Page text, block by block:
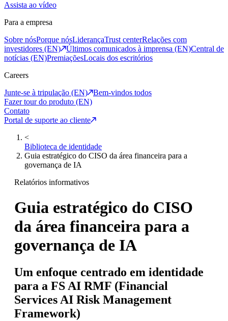
Assista ao vídeo
Para a empresa
Sobre nósPorque nósLiderançaTrust centerRelações com
investidores (EN)
Últimos comunicados à imprensa (EN)Central de
notícias (EN)PremiaçõesLocais dos escritórios
Careers
Junte-se à tripulação (EN)
Bem-vindos todos
Fazer tour do produto (EN)
Contato
Portal de suporte ao cliente
<
Biblioteca de identidade
Guia estratégico do CISO da área financeira para a
governança de IA
Relatórios informativos
Guia estratégico do CISO
da área financeira para a
governança de IA
Um enfoque centrado em identidade
para a FS AI RMF (Financial
Services AI Risk Management
Framework)